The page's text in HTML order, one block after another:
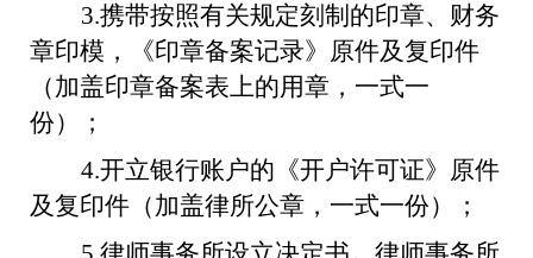
3.携带按照有关规定刻制的印章、财务
章印模，《印章备案记录》原件及复印件
（加盖印章备案表上的用章，一式一
份）；
4.开立银行账户的《开户许可证》原件
及复印件（加盖律所公章，一式一份）；